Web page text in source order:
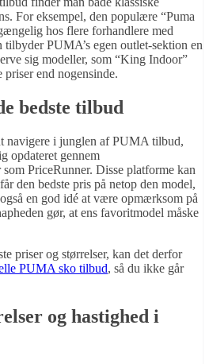
For eksempel, den populære “Puma
hos flere forhandlere med
tilbyder PUMA’s egen outlet-sektion en
sig modeller, som “King Indoor”
end nogensinde.
bedste tilbud
navigere i junglen af PUMA tilbud,
opdateret gennem
PriceRunner. Disse platforme kan
den bedste pris på netop den model,
en god idé at være opmærksom på
gør, at ens favoritmodel måske
priser og størrelser, kan det derfor
PUMA sko tilbud, så du ikke går
og hastighed i